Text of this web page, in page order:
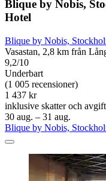
Blique by Nobis,
Hotel
Blique by Nobis,
Vasastan, 2,8 km från
9,2/10
Underbart
(1 005 recensioner)
1 437 kr
inklusive skatter och
30 aug. – 31 aug.
Blique by Nobis,